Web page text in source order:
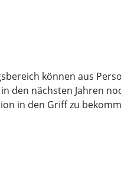
können aus
den nächsten Jahren
in den Griff zu